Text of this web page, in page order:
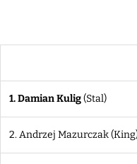
1. Damian Kulig(Stal)
2. Andrzej Mazurczak